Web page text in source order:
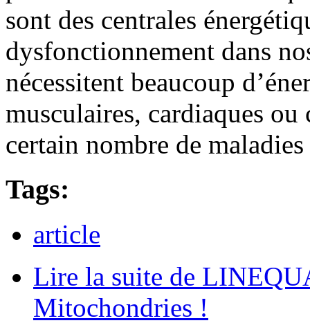
sont des centrales
dysfonctionnement dans
nécessitent beaucoup
musculaires, cardiaques
certain nombre de
Tags:
article
Lire la suite de
Mitochondries !